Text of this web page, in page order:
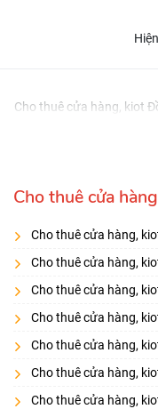
Cho thuê cửa hàng, kiot
Cho thuê cửa
Cho thuê cửa hàng,
Cho thuê cửa hàng,
Cho thuê cửa hàng,
Cho thuê cửa hàng,
Cho thuê cửa hàng,
Cho thuê cửa hàng,
Cho thuê cửa hàng,